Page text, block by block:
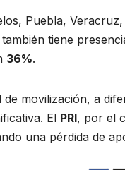
Puebla, Veracruz,
también tiene
36%.
movilización, a
El PRI, por el
una pérdida de